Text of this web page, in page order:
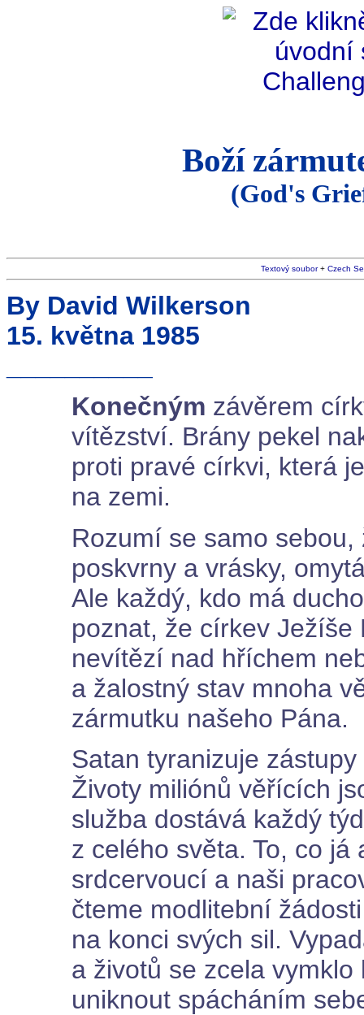
Boží
(God's
Textový soubor+ Czech
By David Wilkerson
15. května 1985
Konečným závěrem
vítězství. Brány pekel
proti pravé církvi, která
na zemi.
Rozumí se samo
poskvrny a vrásky,
Ale každý, kdo má
poznat, že církev Ježíše
nevítězí nad hříchem
a žalostný stav mnoha
zármutku našeho Pána.
Satan tyranizuje
Životy miliónů věřících
služba dostává každý
z celého světa. To, co
srdcervoucí a naši
čteme modlitební
na konci svých sil.
a životů se zcela
uniknout spácháním